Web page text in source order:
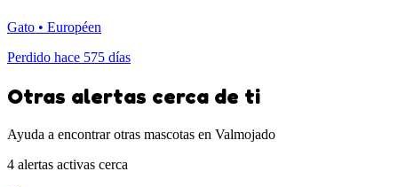
Gato • Européen
Perdido hace 575 días
Otras alertas cerca de ti
Ayuda a encontrar otras mascotas en Valmojado
4 alertas activas cerca